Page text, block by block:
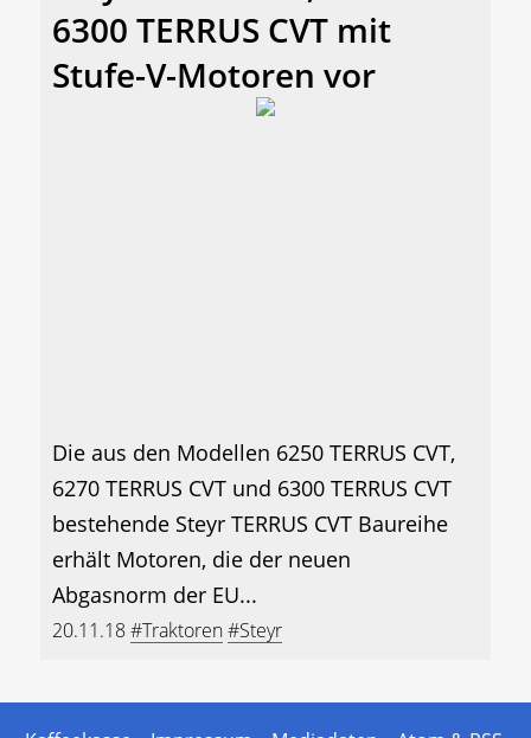
6300 TERRUS CVT mit
Stufe-V-Motoren vor
Die aus den Modellen 6250 TERRUS CVT,
6270 TERRUS CVT und 6300 TERRUS CVT
bestehende Steyr TERRUS CVT Baureihe
erhält Motoren, die der neuen
Abgasnorm der EU...
20.11.18#Traktoren#Steyr